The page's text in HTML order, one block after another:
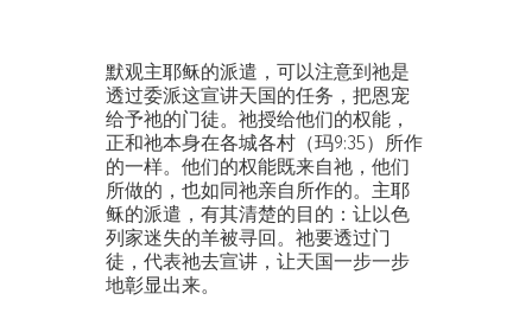
默观主耶稣的派遣，可以注意到祂是
透过委派这宣讲天国的任务，把恩宠
给予祂的门徒。祂授给他们的权能，
正和祂本身在各城各村（玛9:35）所作
的一样。他们的权能既来自祂，他们
所做的，也如同祂亲自所作的。主耶
稣的派遣，有其清楚的目的：让以色
列家迷失的羊被寻回。祂要透过门
徒，代表祂去宣讲，让天国一步一步
地彰显出来。